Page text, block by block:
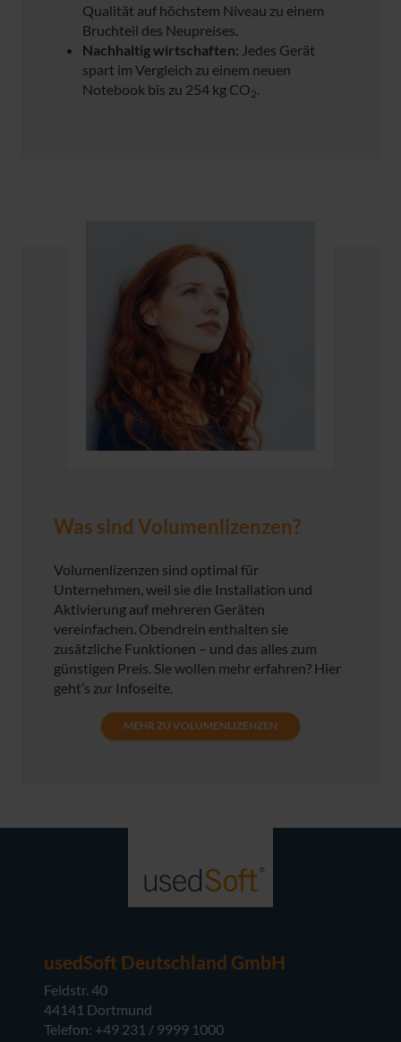
Qualität auf höchstem Niveau zu einem
Bruchteil des Neupreises.
Nachhaltig wirtschaften: Jedes Gerät
spart im Vergleich zu einem neuen
Notebook bis zu 254 kg CO2
Was sind Volumenlizenzen?
Volumenlizenzen sind optimal für
Unternehmen, weil sie die Installation und
Aktivierung auf mehreren Geräten
vereinfachen. Obendrein enthalten sie
zusätzliche Funktionen – und das alles zum
günstigen Preis. Sie wollen mehr erfahren? Hier
geht’s zur Infoseite.
MEHR ZU VOLUMENLIZENZEN
usedSoft Deutschland GmbH
Feldstr. 40
44141 Dortmund
Telefon: +49 231 / 9999 1000